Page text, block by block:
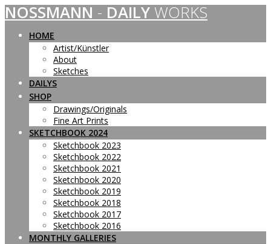
Skip
to
content
NOSSMANN - DAILY WORKS
HOME
Artist/Künstler
About
Sketches
DAILYS
SHOP
Drawings/Originals
Fine Art Prints
SKETCHBOOK 2024
Sketchbook 2023
Sketchbook 2022
Sketchbook 2021
Sketchbook 2020
Sketchbook 2019
Sketchbook 2018
Sketchbook 2017
Sketchbook 2016
MONTHLY GALLERIES